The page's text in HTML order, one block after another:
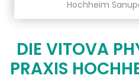
Hochheim
DIE VITOVA
PRAXIS